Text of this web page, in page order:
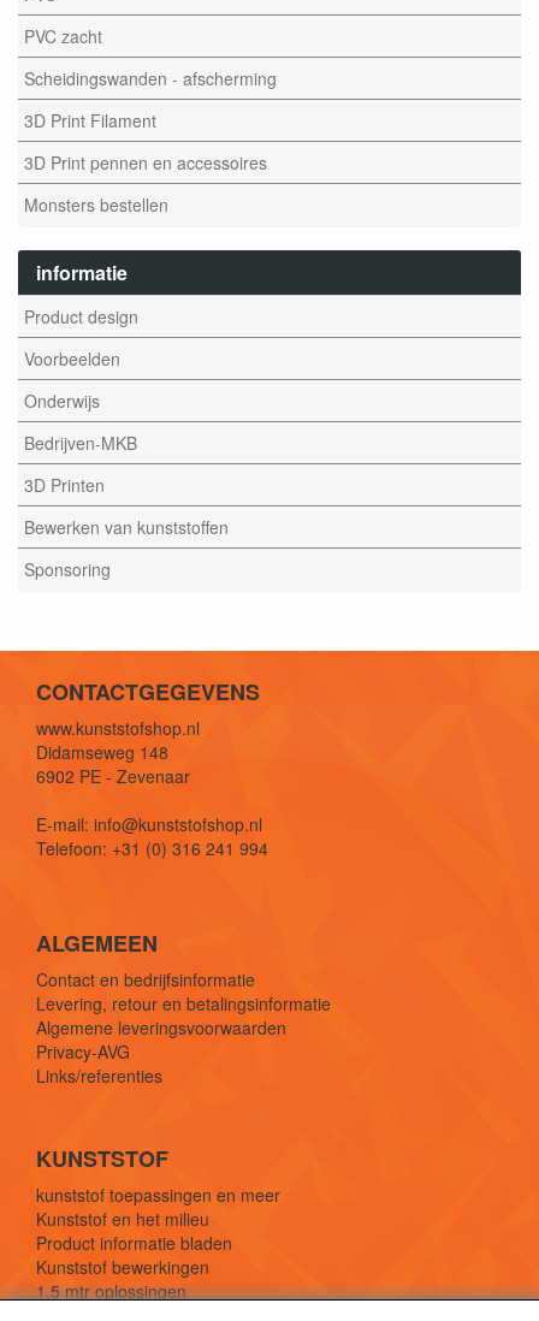
PVC zacht
Scheidingswanden - afscherming
3D Print Filament
3D Print pennen en accessoires
Monsters bestellen
informatie
Product design
Voorbeelden
Onderwijs
Bedrijven-MKB
3D Printen
Bewerken van kunststoffen
Sponsoring
CONTACTGEGEVENS
www.kunststofshop.nl
Didamseweg 148
6902 PE - Zevenaar
E-mail: info@kunststofshop.nl
Telefoon: +31 (0) 316 241 994
ALGEMEEN
Contact en bedrijfsinformatie
Levering, retour en betalingsinformatie
Algemene leveringsvoorwaarden
Privacy-AVG
Links/referenties
KUNSTSTOF
kunststof toepassingen en meer
Kunststof en het milieu
Product informatie bladen
Kunststof bewerkingen
1,5 mtr oplossingen